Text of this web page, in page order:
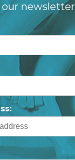
newsletter